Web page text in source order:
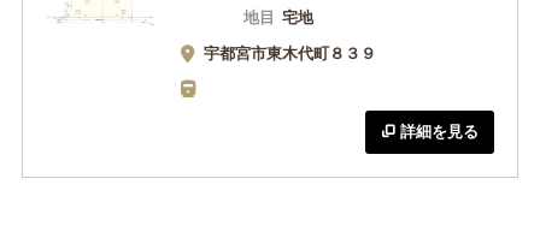
地目
宅地
宇都宮市東木代町８３９
詳細を見る